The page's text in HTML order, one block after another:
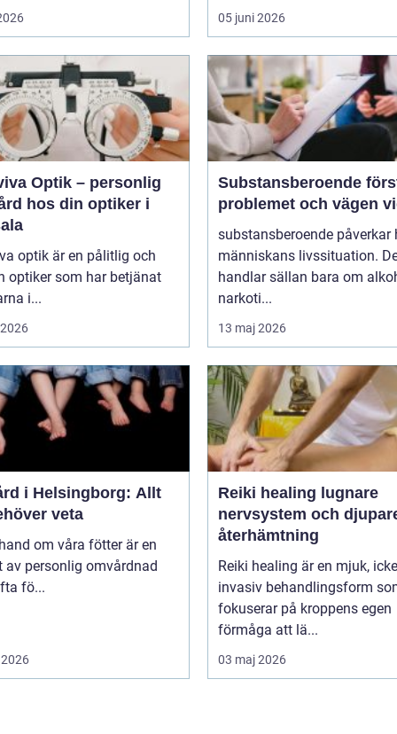
05 juni 2026
Optik – personlig
hos din optiker i
optik är en pålitlig och
optiker som har betjänat
i...
Substansberoende förstå
problemet och vägen
substansberoende påverkar
människans livssituation.
handlar sällan bara om
narkoti...
13 maj 2026
i Helsingborg: Allt
veta
om våra fötter är en
av personlig omvårdnad
fö...
Reiki healing lugnare
nervsystem och
återhämtning
Reiki healing är en mjuk,
invasiv behandlingsform
fokuserar på kroppens egen
förmåga att lä...
03 maj 2026